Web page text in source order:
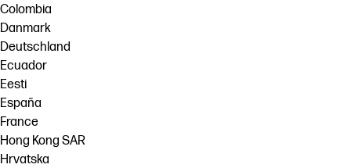
Colombia
Danmark
Deutschland
Ecuador
Eesti
España
France
Hong Kong SAR
Hrvatska